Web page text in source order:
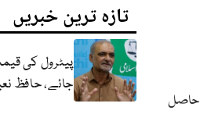
حاصل
تازہ ترین خبریں
جائے، حافظ